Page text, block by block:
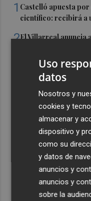
1 Castelló apuesta
científico: recibirá a
2El Villarreal anuncia
Costa
Más problemas en
una lesión muscular
San Javier da
urbano y a un hotel
324 habitaciones
Estos son los
de la comedia 'El
'La Patrulla Canina'
Uso
datos
Nosotros y
cookies y
almacenar y
dispositivo y
como su
y datos de
anuncios y
anuncios y
sobre la